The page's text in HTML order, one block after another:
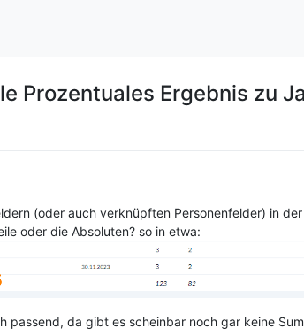
Prozentuales Ergebnis zu
(oder auch verknüpften Personenfelder) in
oder die Absoluten? so in etwa:
passend, da gibt es scheinbar noch gar keine